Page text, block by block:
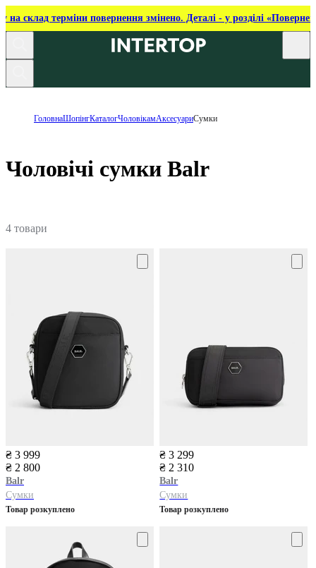
на склад терміни повернення змінено. Деталі - у розділі
ГоловнаШопінгКаталогЧоловікамАксесуариСумки
Чоловічі сумки Balr
4 товари
₴ 3 999
₴ 2 800
Balr
Сумки
Товар розкуплено
₴ 3 299
₴ 2 310
Balr
Сумки
Товар розкуплено